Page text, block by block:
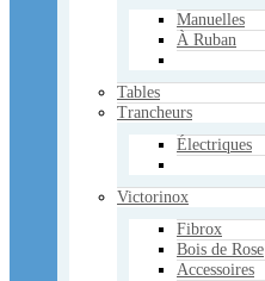
Manuelles
À Ruban
Tables
Trancheurs
Électriques
Victorinox
Fibrox
Bois de Rose
Accessoires